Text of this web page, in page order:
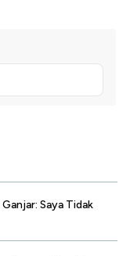
Saya Tidak